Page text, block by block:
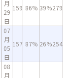
月
29
日
159 86% 39%279
07
月
05
日
157 87% 26%254
08
月